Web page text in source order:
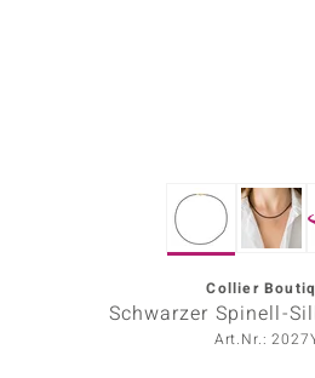
Collier
Schwarzer Spinell-
Art.Nr.: